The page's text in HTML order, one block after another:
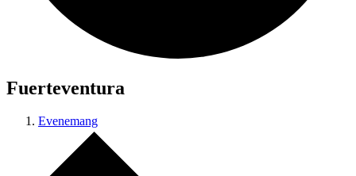
Fuerteventura
Evenemang